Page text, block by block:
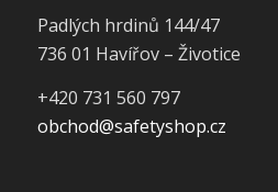
Padlých hrdinů 144/47
736 01 Havířov – Životice
+420 731 560 797
obchod@safetyshop.cz